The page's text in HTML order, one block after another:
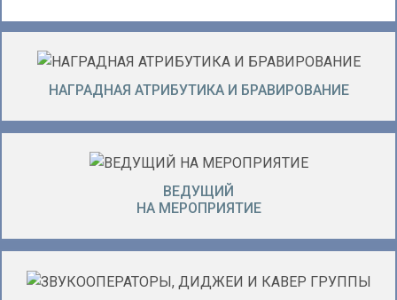
НАГРАДНАЯ АТРИБУТИКА И БРАВИРОВАНИЕ
ВЕДУЩИЙ
НА МЕРОПРИЯТИЕ